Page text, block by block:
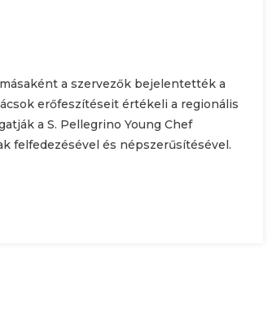
a szervezők bejelentették a
erőfeszítéseit értékeli a regionális
a S. Pellegrino Young Chef
felfedezésével és népszerűsítésével.